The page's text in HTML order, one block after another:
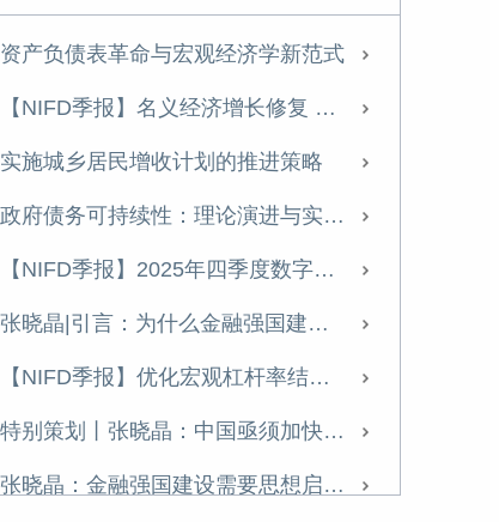
特别策划丨张晓晶：中国亟须加快高水平开放下的金融制度创新
【NIFD季报】供需失衡难改善，美国“胀”大于“滞”——2025H1全球金融市场
资产负债表革命与宏观经济学新范式
【NIFD季报】名义经济增长修复 宏观杠杆率增幅收窄——2026年一季度宏观杠杆率报告
实施城乡居民增收计划的推进策略
政府债务可持续性：理论演进与实践启示
【NIFD季报】2025年四季度数字资产季报
张晓晶|引言：为什么金融强国建设亟待一场金融启蒙？
【NIFD季报】优化宏观杠杆率结构 提高信用扩张对增长的支持效能——2025年四季度宏观杠杆率报告
特别策划丨张晓晶：中国亟须加快高水平开放下的金融制度创新
张晓晶：金融强国建设需要思想启蒙，清除惯性思维丨长安讲坛